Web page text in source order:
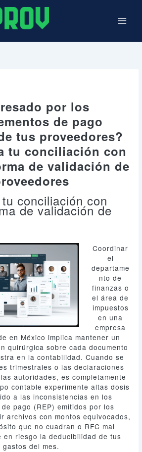
por los
de pago
tus proveedores?
tu conciliación con
de validación de
conciliación con
de validación de
Coordinar
el
departame
nto de
finanzas o
el área de
impuestos
en una
empresa
en México implica mantener un
quirúrgica sobre cada documento
en la contabilidad. Cuando se
trimestrales o las declaraciones
autoridades, es completamente
contable experimente altas dosis
a las inconsistencias en los
pago (REP) emitidos por los
archivos con montos equivocados,
que no cuadran o RFC mal
en riesgo la deducibilidad de tus
gastos del mes.